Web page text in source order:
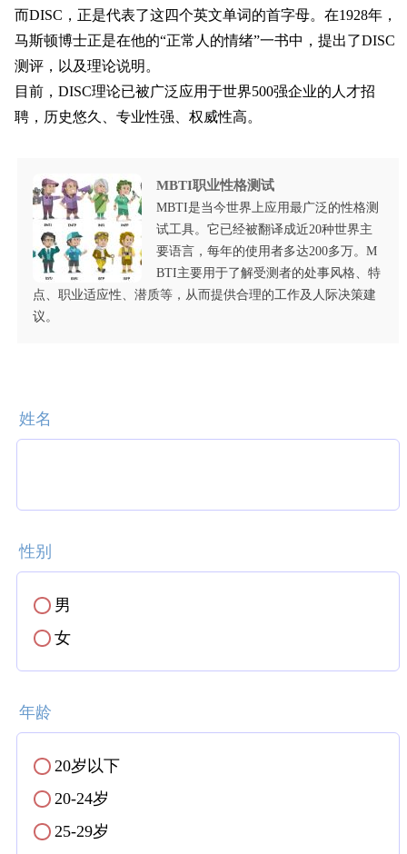
而DISC，正是代表了这四个英文单词的首字母。在1928年，
马斯顿博士正是在他的“正常人的情绪”一书中，提出了DISC
测评，以及理论说明。
目前，DISC理论已被广泛应用于世界500强企业的人才招
聘，历史悠久、专业性强、权威性高。
MBTI职业性格测试
MBTI是当今世界上应用最广泛的性格测
试工具。它已经被翻译成近20种世界主
要语言，每年的使用者多达200多万。M
BTI主要用于了解受测者的处事风格、特
点、职业适应性、潜质等，从而提供合理的工作及人际决策建
议。
姓名
性别
✓ 男
✓ 女
年龄
✓ 20岁以下
✓ 20-24岁
✓ 25-29岁